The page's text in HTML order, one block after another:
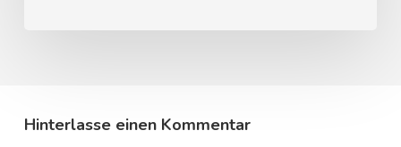
Hinterlasse einen Kommentar